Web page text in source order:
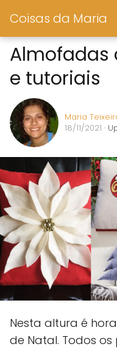
Coisas da Maria
Almofadas
e tutoriais
Maria
18/11/2021 ·
Nesta altura é
de Natal. Todos